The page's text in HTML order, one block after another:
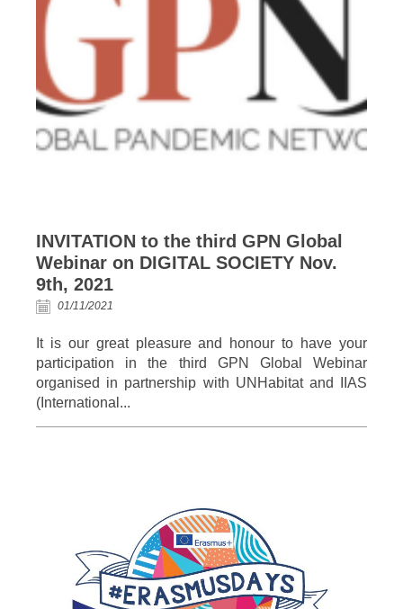
INVITATION to the third GPN Global
Webinar on DIGITAL SOCIETY Nov.
9th, 2021
01/11/2021
It is our great pleasure and honour to have your
participation in the third GPN Global Webinar
organised in partnership with UNHabitat and IIAS
(International...